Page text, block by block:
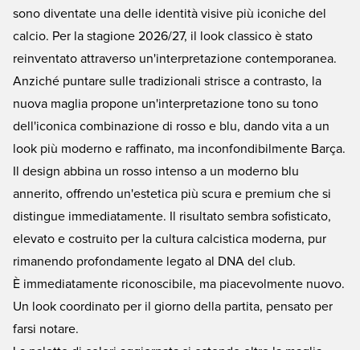
sono diventate una delle identità visive più iconiche del
calcio. Per la stagione 2026/27, il look classico è stato
reinventato attraverso un'interpretazione contemporanea.
Anziché puntare sulle tradizionali strisce a contrasto, la
nuova maglia propone un'interpretazione tono su tono
dell'iconica combinazione di rosso e blu, dando vita a un
look più moderno e raffinato, ma inconfondibilmente Barça.
Il design abbina un rosso intenso a un moderno blu
annerito, offrendo un'estetica più scura e premium che si
distingue immediatamente. Il risultato sembra sofisticato,
elevato e costruito per la cultura calcistica moderna, pur
rimanendo profondamente legato al DNA del club.
È immediatamente riconoscibile, ma piacevolmente nuovo.
Un look coordinato per il giorno della partita, pensato per
farsi notare.